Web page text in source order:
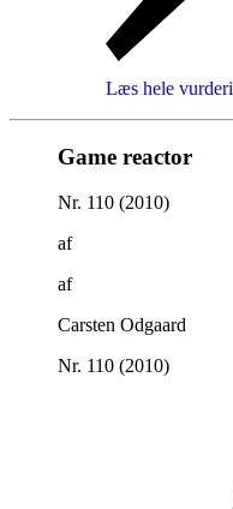
Læs hele
Game reactor
Nr. 110 (2010)
af
af
Carsten Odgaard
Nr. 110 (2010)